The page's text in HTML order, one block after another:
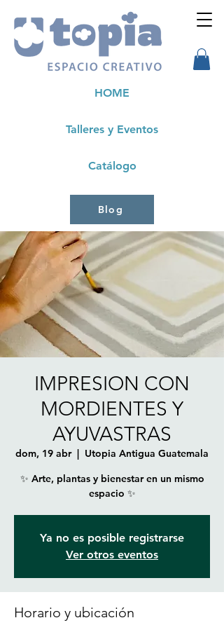
Talleres y Eventos
HOME
Catálogo
Blog
IMPRESION CON
MORDIENTES Y
AYUVASTRAS
dom, 19 abr
  |
Utopia Antigua Guatemala
✨ Arte, plantas y bienestar en un mismo
espacio ✨
Ya no es posible registrarse
Ver otros eventos
Horario y ubicación